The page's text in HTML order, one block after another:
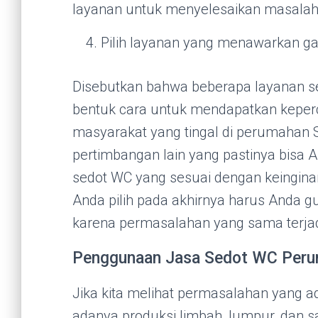
layanan untuk menyelesaikan
Pilih layanan yang menawarkan
Disebutkan bahwa beberapa layanan
bentuk cara untuk mendapatkan
masyarakat yang tingal di
pertimbangan lain yang pastinya bisa
sedot WC yang sesuai dengan
Anda pilih pada akhirnya harus Anda
karena permasalahan yang sama
Penggunaan Jasa Sedot WC
Jika kita melihat permasalahan yang